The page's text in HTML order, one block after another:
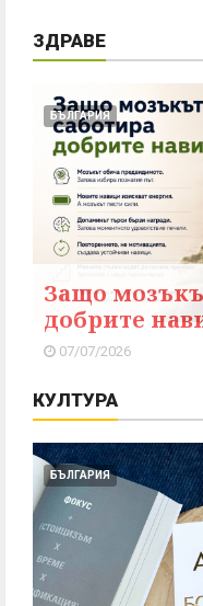
ЗДРАВЕ
БЪЛГАРИЯ
Защо
добрите
07/07/2026
КУЛТУРА
БЪЛГАРИЯ